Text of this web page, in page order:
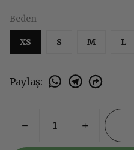
Beden
XS S M L
Paylaş: